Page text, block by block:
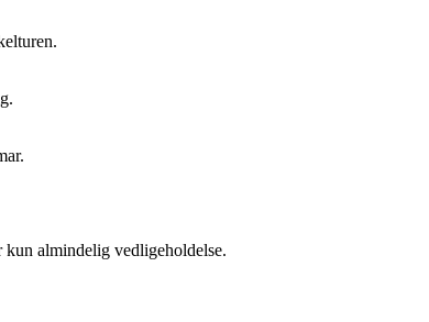
almindelig vedligeholdelse.